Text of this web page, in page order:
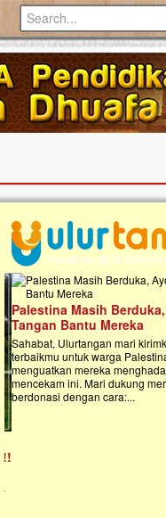
Palestina Masih Berduka,
Tangan Bantu Mereka
Sahabat, Ulurtangan mari
terbaikmu untuk warga Palestina
menguatkan mereka
mencekam ini. Mari dukung
berdonasi dengan cara:...